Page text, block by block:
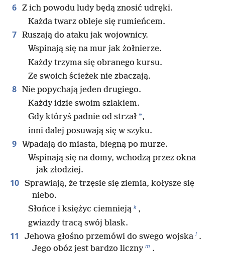
6 Z ich powodu ludy będą znosić udręki.
Każda twarz obleje się rumieńcem.
7 Ruszają do ataku jak wojownicy.
Wspinają się na mur jak żołnierze.
Każdy trzyma się obranego kursu.
Ze swoich ścieżek nie zbaczają.
8 Nie popychają jeden drugiego.
Każdy idzie swoim szlakiem.
Gdy któryś padnie od strzał *,
inni dalej posuwają się w szyku.
9 Wpadają do miasta, biegną po murze.
Wspinają się na domy, wchodzą przez okna
jak złodziej.
10 Sprawiają, że trzęsie się ziemia, kołysze się
niebo.
Słońce i księżyc ciemnieją k ,
gwiazdy tracą swój blask.
11 Jehowa głośno przemówi do swego wojska l .
Jego obóz jest bardzo liczny m .